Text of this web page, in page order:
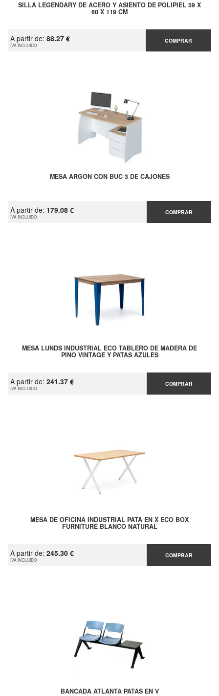
SILLA LEGENDARY DE ACERO Y ASIENTO DE POLIPIEL 59 X
60 X 119 CM
A partir de: 88.27 €
IVA INCLUIDO
COMPRAR
MESA ARGON CON BUC 3 DE CAJONES
A partir de: 179.08 €
IVA INCLUIDO
COMPRAR
MESA LUNDS INDUSTRIAL ECO TABLERO DE MADERA DE
PINO VINTAGE Y PATAS AZULES
A partir de: 241.37 €
IVA INCLUIDO
COMPRAR
MESA DE OFICINA INDUSTRIAL PATA EN X ECO BOX
FURNITURE BLANCO NATURAL
A partir de: 245.30 €
IVA INCLUIDO
COMPRAR
BANCADA ATLANTA PATAS EN V